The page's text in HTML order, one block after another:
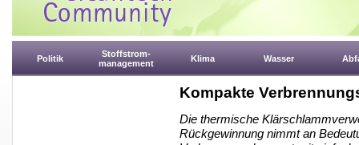
Politik
Stoffstrom-
management
Klima Wasser
Kompakte
Die thermische
Rückgewinnung nimmt an